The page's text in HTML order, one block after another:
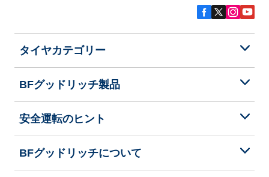
タイヤカテゴリー
BFグッドリッチ製品
安全運転のヒント
BFグッドリッチについて